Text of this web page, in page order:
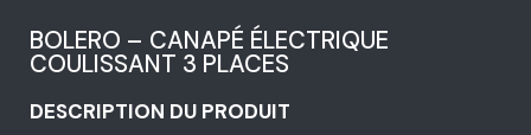
BOLERO – CANAPÉ ÉLECTRIQUE
COULISSANT 3 PLACES
DESCRIPTION DU PRODUIT